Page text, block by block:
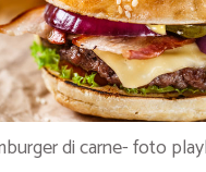
di carne- foto